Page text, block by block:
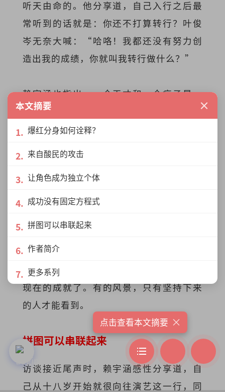
听天由命的。他分享道，自己入行之后最
常听到的话就是：你还不打算转行？叶俊
岑无奈大喊：“哈咯！我都还没有努力创
造出我的成绩，你就叫我转行做什么？”
赖宇涵也指出，一个天才和一个疯子是一
线之差。他接着道，那些努力追梦却不被
理解的人，可能会觉得自己在别人眼中是
啦，可是很大的可能性，二！你其实是一
个还没有被认同的天才。所以继续努力
着，继续坚持着吧。
他的坚持催生了暴牙菇的诞生，而叶俊岑
在演艺路上坚持二十年后创造了Madam
Kee。如果他们曾真的转行或放弃，就没有
现在的成就了。有的风景，只有坚持下来
的人才能看到。
拼图可以串联起来
访谈接近尾声时，赖宇涵感性分享道，自
己从十八岁开始就很向往演艺这一行，同
本文摘要 ×
爆红分身如何诠释？
来自酸民的攻击
让角色成为独立个体
成功没有固定方程式
拼图可以串联起来
作者简介
更多系列
点击查看本文摘要 ×